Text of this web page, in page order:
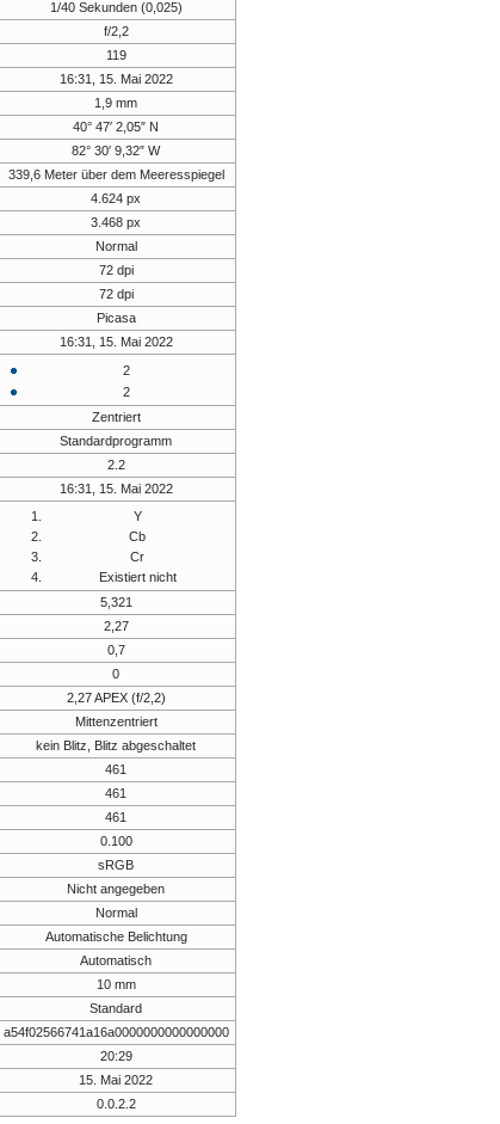
1/40 Sekunden (0,025)
f/2,2
119
16:31, 15. Mai 2022
1,9 mm
40° 47′ 2,05″ N
82° 30′ 9,32″ W
339,6 Meter über dem Meeresspiegel
4.624 px
3.468 px
Normal
72 dpi
72 dpi
Picasa
16:31, 15. Mai 2022
2
2
Zentriert
Standardprogramm
2.2
16:31, 15. Mai 2022
Y
Cb
Cr
Existiert nicht
5,321
2,27
0,7
0
2,27 APEX (f/2,2)
Mittenzentriert
kein Blitz, Blitz abgeschaltet
461
461
461
0.100
sRGB
Nicht angegeben
Normal
Automatische Belichtung
Automatisch
10 mm
Standard
a54f02566741a16a0000000000000000
20:29
15. Mai 2022
0.0.2.2